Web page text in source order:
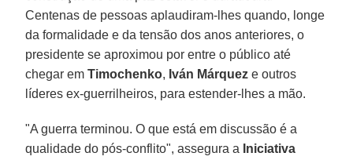
Centenas de pessoas aplaudiram-lhes quando, longe
da formalidade e da tensão dos anos anteriores, o
presidente se aproximou por entre o público até
chegar emTimochenko, Iván Márquez e outros
líderes ex-guerrilheiros, para estender-lhes a mão.
"A guerra terminou. O que está em discussão é a
qualidade do pós-conflito", assegura a Iniciativa